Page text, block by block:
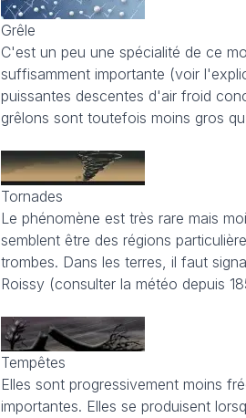
Grêle
C'est un peu une spécialité de ce
suffisamment importante (voir
puissantes descentes d'air froid
grêlons sont toutefois moins gros
Tornades
Le phénomène est très rare mais
semblent être des régions
trombes. Dans les terres, il faut
Roissy (consulter la météo depuis
Tempêtes
Elles sont progressivement moins
importantes. Elles se produisent